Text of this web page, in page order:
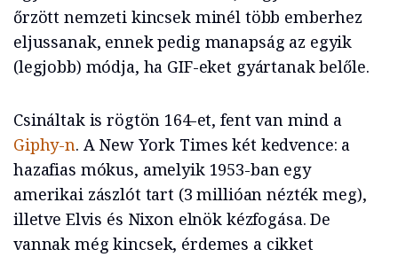
őrzött nemzeti kincsek minél több emberhez
eljussanak, ennek pedig manapság az egyik
(legjobb) módja, ha GIF-eket gyártanak belőle.
Csináltak is rögtön 164-et, fent van mind a
Giphy-n. A New York Times két kedvence: a
hazafias mókus, amelyik 1953-ban egy
amerikai zászlót tart (3 millióan nézték meg),
illetve Elvis és Nixon elnök kézfogása. De
vannak még kincsek, érdemes a cikket